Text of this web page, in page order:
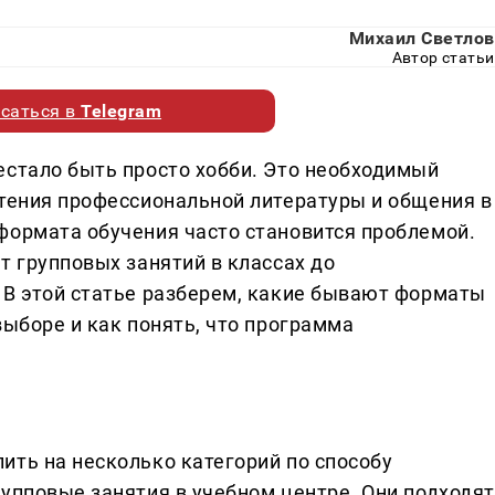
Михаил Светлов
Автор статьи
вTelegram
быть просто хобби. Это необходимый
профессиональной литературы и общения в
обучения часто становится проблемой.
групповых занятий в классах до
этой статье разберем, какие бывают форматы
и как понять, что программа
на несколько категорий по способу